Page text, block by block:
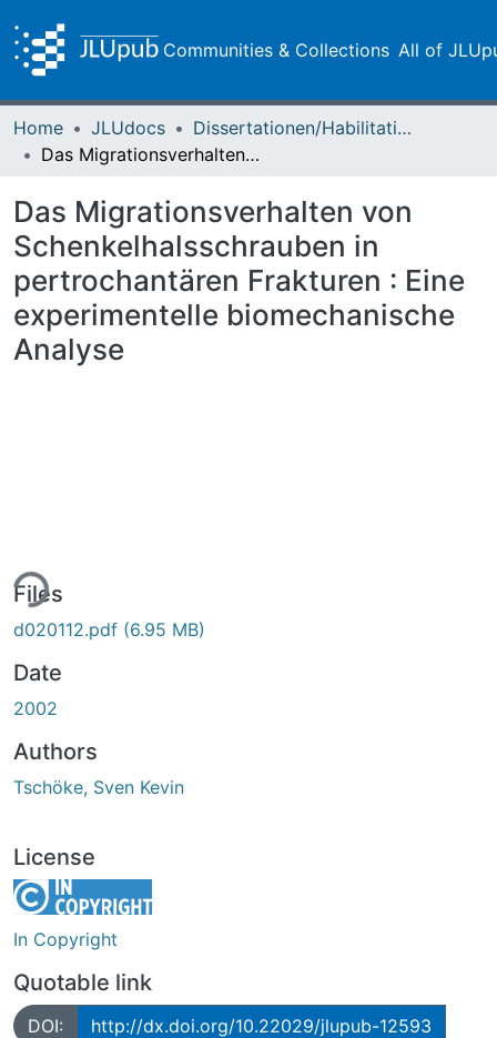
Communities & Collections All of
Home JLUdocs
Dissertationen/Habilitationen
Das Migrationsverhalten von Schenkelhalsschrauben in pertrochantären Frakturen : Eine experimentelle biomechanische Analyse
Das Migrationsverhalten von
Schenkelhalsschrauben in
pertrochantären Frakturen : Eine
experimentelle biomechanische
Analyse
Files
d020112.pdf (6.95 MB)
Date
2002
Authors
Tschöke, Sven Kevin
License
In Copyright
Quotable link
DOI: http://dx.doi.org/10.22029/jlupub-12593